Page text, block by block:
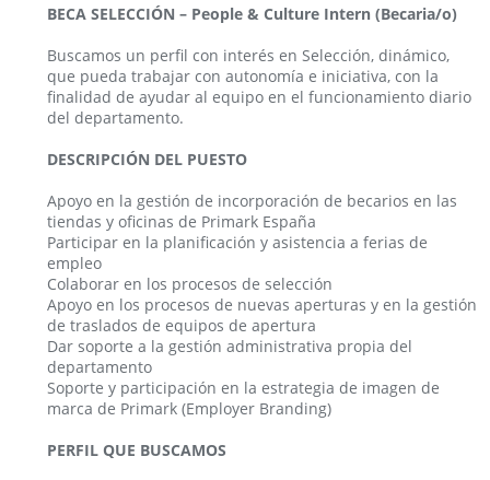
BECA SELECCIÓN – People & Culture Intern (Becaria/o)
Buscamos un perfil con interés en Selección, dinámico,
que pueda trabajar con autonomía e iniciativa, con la
finalidad de ayudar al equipo en el funcionamiento diario
del departamento.
DESCRIPCIÓN DEL PUESTO
Apoyo en la gestión de incorporación de becarios en las
tiendas y oficinas de Primark España
Participar en la planificación y asistencia a ferias de
empleo
Colaborar en los procesos de selección
Apoyo en los procesos de nuevas aperturas y en la gestión
de traslados de equipos de apertura
Dar soporte a la gestión administrativa propia del
departamento
Soporte y participación en la estrategia de imagen de
marca de Primark (Employer Branding)
PERFIL QUE BUSCAMOS